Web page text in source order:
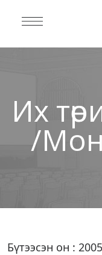
Их
/
Бүтээсэн он :